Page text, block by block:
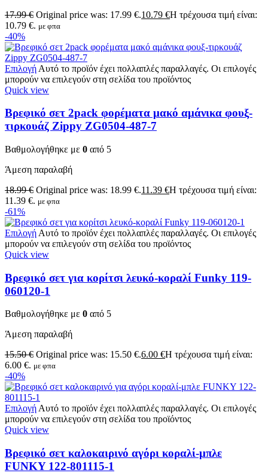
17.99€ Original price was: 17.99 €.10.79 €Η τρέχουσα τιμή είναι:
10.79 €. με φπα
-40%
Επιλογή Αυτό το προϊόν έχει πολλαπλές παραλλαγές. Οι επιλογές
μπορούν να επιλεγούν στη σελίδα του προϊόντος
Quick view
Βρεφικό σετ 2pack φορέματα μακό αμάνικα φουξ-
τιρκουάζ Zippy ZG0504-487-7
Βαθμολογήθηκε με 0 από 5
Άμεση παραλαβή
18.99€ Original price was: 18.99 €.11.39 €Η τρέχουσα τιμή είναι:
11.39 €. με φπα
-61%
Επιλογή Αυτό το προϊόν έχει πολλαπλές παραλλαγές. Οι επιλογές
μπορούν να επιλεγούν στη σελίδα του προϊόντος
Quick view
Βρεφικό σετ για κορίτσι λευκό-κοραλί Funky 119-
060120-1
Βαθμολογήθηκε με 0 από 5
Άμεση παραλαβή
15.50€ Original price was: 15.50 €.6.00 €Η τρέχουσα τιμή είναι:
6.00 €. με φπα
-40%
ΕπιλογήΑυτό το προϊόν έχει πολλαπλές παραλλαγές. Οι επιλογές
μπορούν να επιλεγούν στη σελίδα του προϊόντος
Quick view
Βρεφικό σετ καλοκαιρινό αγόρι κοραλί-μπλε
FUNKY 122-801115-1